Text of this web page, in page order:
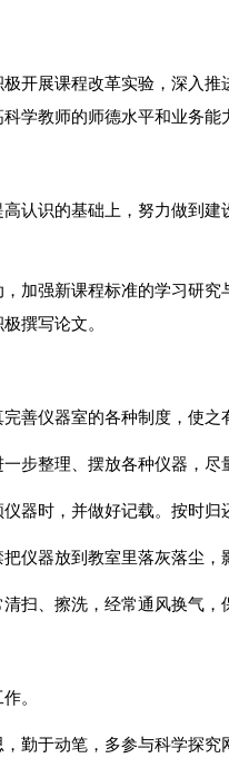
开展课程改革实验，深入
学教师的师德水平和业务能
认识的基础上，努力做到
加强新课程标准的学习研究
撰写论文。
善仪器室的各种制度，使之
步整理、摆放各种仪器，尽
器时，并做好记载。按时归
仪器放到教室里落灰落尘，
扫、擦洗，经常通风换气，
。
勤于动笔，多参与科学探究